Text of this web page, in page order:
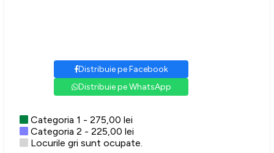
Distribuie pe Facebook
Distribuie pe WhatsApp
Categoria 1 - 275,00 lei
Categoria 2 - 225,00 lei
Locurile gri sunt ocupate.